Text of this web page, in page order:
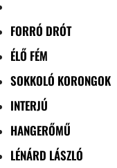
FORRÓ DRÓT
ÉLŐ FÉM
SOKKOLÓ KORONGOK
INTERJÚ
HANGERŐMŰ
LÉNÁRD LÁSZLÓ